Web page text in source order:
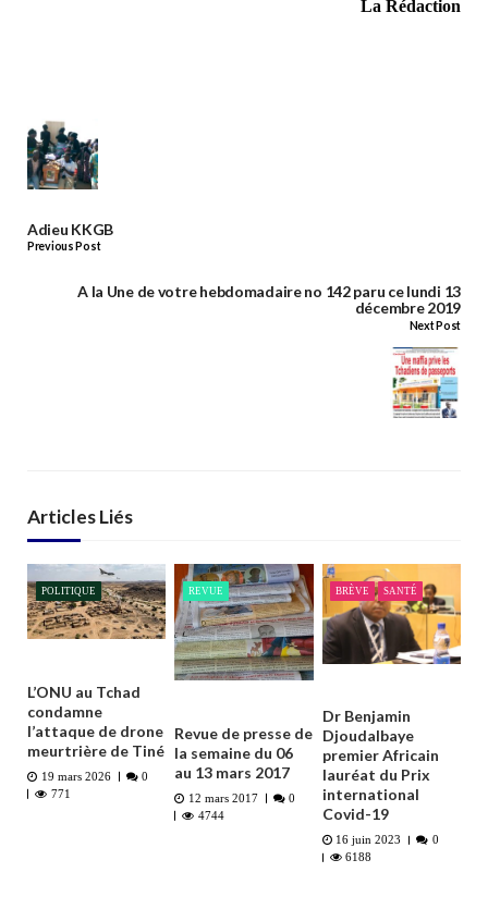
La Rédaction
Adieu KKGB
Previous Post
A la Une de votre hebdomadaire no 142 paru ce lundi 13
décembre 2019
Next Post
Articles Liés
POLITIQUE
L’ONU au Tchad
condamne
l’attaque de drone
meurtrière de Tiné
19 mars 2026
0
771
REVUE
Revue de presse de
la semaine du 06
au 13 mars 2017
12 mars 2017
0
4744
BRÈVE SANTÉ
Dr Benjamin
Djoudalbaye
premier Africain
lauréat du Prix
international
Covid-19
16 juin 2023
0
6188